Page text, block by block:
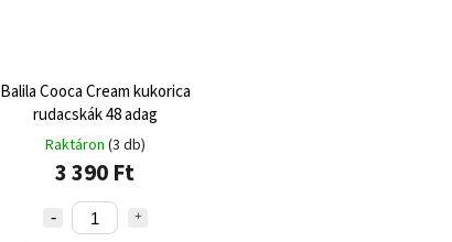
Balila Cooca Cream kukorica
rudacskák 48 adag
Raktáron (3 db)
3 390 Ft